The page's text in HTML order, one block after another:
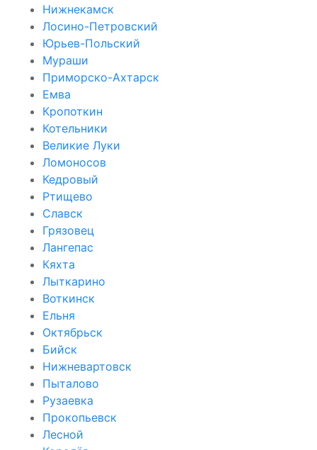
Нижнекамск
Лосино-Петровский
Юрьев-Польский
Мураши
Приморско-Ахтарск
Емва
Кропоткин
Котельники
Великие Луки
Ломоносов
Кедровый
Ртищево
Славск
Грязовец
Лангепас
Кяхта
Лыткарино
Воткинск
Ельня
Октябрьск
Бийск
Нижневартовск
Пыталово
Рузаевка
Прокопьевск
Лесной